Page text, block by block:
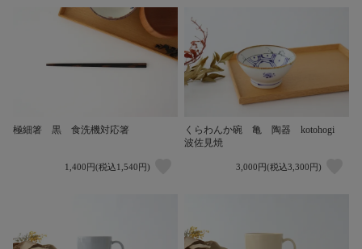
極細箸 黒 食洗機対応箸
1,400円(税込1,540円)
くらわんか碗 亀 陶器 kotohogi
波佐見焼
3,000円(税込3,300円)